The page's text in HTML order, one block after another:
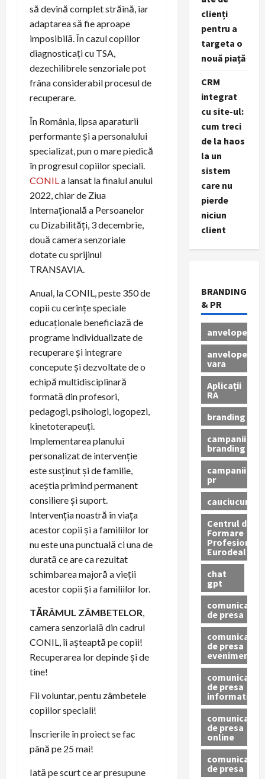
să devină complet străină, iar
adaptarea să fie aproape
imposibilă. În cazul copiilor
diagnosticați cu TSA,
dezechilibrele senzoriale pot
frâna considerabil procesul de
recuperare.
În România, lipsa aparaturii
performante și a personalului
specializat, pun o mare piedică
în progresul copiilor speciali.
CONILa lansat la finalul anului
2022, chiar de Ziua
Internațională a Persoanelor
cu Dizabilități, 3 decembrie,
două camera senzoriale
dotate cu sprijinul
TRANSAVIA.
Anual, la CONIL, peste 350 de
copii cu cerințe speciale
educaționale beneficiază de
programe individualizate de
recuperare și integrare
concepute și dezvoltate de o
echipă multidisciplinară
formată din profesori,
pedagogi, psihologi, logopezi,
kinetoterapeuți.
Implementarea planului
personalizat de intervenție
este susținut și de familie,
aceștia primind permanent
consiliere și suport.
Intervenția noastră în viața
acestor copii și a familiilor lor
nu este una punctuală ci una de
durată ce are ca rezultat
schimbarea majoră a vieții
acestor copii și a familiilor lor.
TĂRÂMUL ZÂMBETELOR,
camera senzorială din cadrul
CONIL, îi așteaptă pe copii!
Recuperarea lor depinde și de
tine!
Fii voluntar, pentu zâmbetele
copiilor speciali!
Înscrierile în proiect se fac
până pe 25 mai!
Iată pe scurt ce ar presupune
clienți
pentru a
targeta o
nouă piață
CRM
integrat
cu site-ul:
cum treci
de la haos
la un
sistem
care nu
pierde
niciun
client
BRANDING
& PR
anvelope
anvelope
vara
Aplicații
RA
branding
campanii
branding
campanii
pr
cauciucuri
Centrul de
Formare
Profesionala
Eurodeal
chat
gpt
comunicat
de presa
comunicat
de presa
eveniment
comunicat
de presa
informativ
comunicat
de presa
online
comunicate
de presa